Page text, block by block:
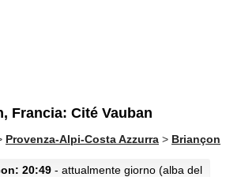
Francia: Cité Vauban
Provenza-Alpi-Costa Azzurra > Briançon
20:49 - attualmente giorno (alba del